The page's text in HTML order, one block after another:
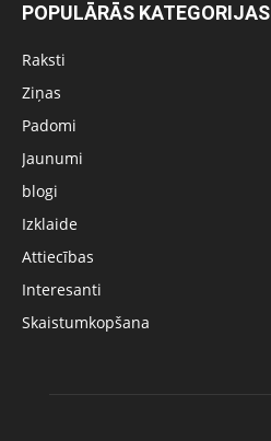
POPULĀRĀS KATEGORIJAS
Raksti
Ziņas
Padomi
Jaunumi
blogi
Izklaide
Attiecības
Interesanti
Skaistumkopšana